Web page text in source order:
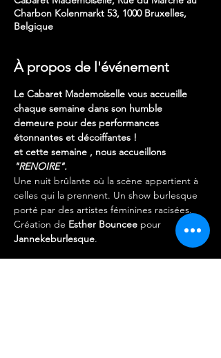
Charbon Kolenmarkt 53, 1000 Bruxelles,
Belgique
À propos de l'événement
Le Cabaret Mademoiselle vous accueille
chaque semaine dans son humble
demeure pour des performances
étonnantes et décoiffantes !
et cette semaine , nous accueillons
"RENOIRE".
Une nuit brûlante où la scène appartient à
celles qui la prennent. Un show burlesque
porté par des artistes féminines racisées.
Création de Esther Bouncee pour
Jannekeburlesque.